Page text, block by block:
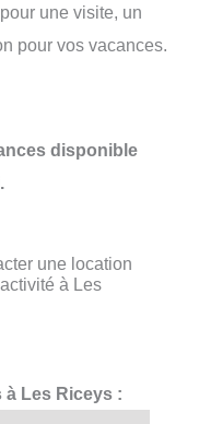
une visite, un
pour vos vacances.
disponible
une location
à Les
Les Riceys :